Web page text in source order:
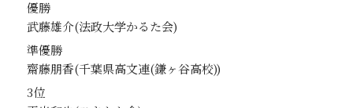
優勝
武藤雄介
準優勝
齋藤朋香
3位